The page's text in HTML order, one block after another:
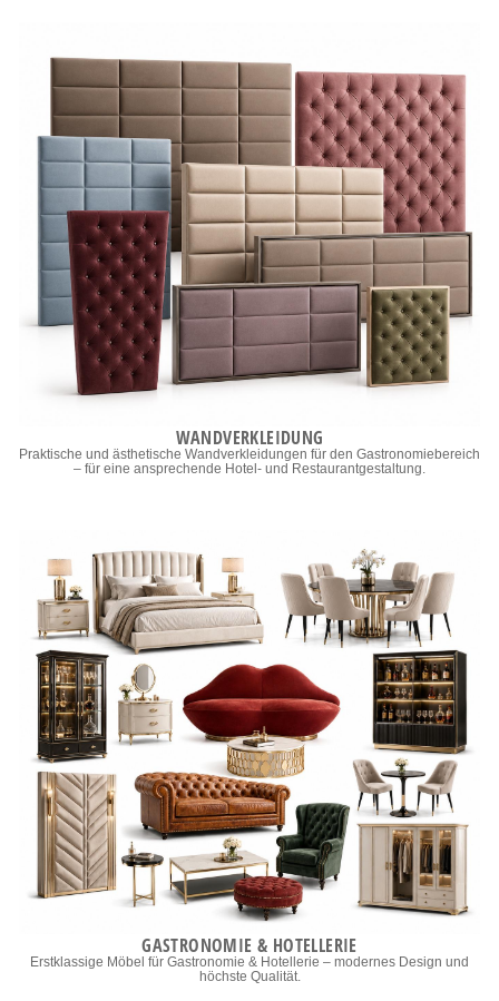
WANDVERKLEIDUNG
Praktische und ästhetische Wandverkleidungen für den Gastronomiebereich
– für eine ansprechende Hotel- und Restaurantgestaltung.
GASTRONOMIE & HOTELLERIE
Erstklassige Möbel für Gastronomie & Hotellerie – modernes Design und
höchste Qualität.